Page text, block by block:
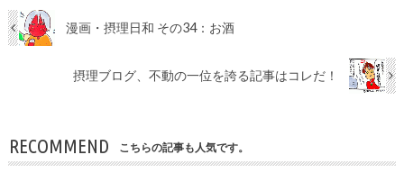
漫画・摂理日和 その34：お酒
摂理ブログ、不動の一位を誇る記事はコレだ！
RECOMMEND こちらの記事も人気です。